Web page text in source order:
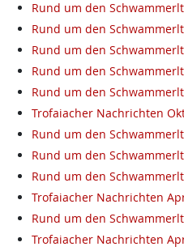
Rund um den
Rund um den
Rund um den
Rund um den
Rund um den
Trofaiacher Nachrichten
Rund um den
Rund um den
Rund um den
Trofaiacher Nachrichten
Rund um den
Trofaiacher Nachrichten